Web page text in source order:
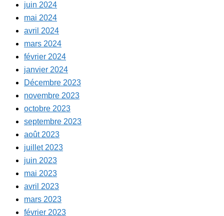
juin 2024
mai 2024
avril 2024
mars 2024
février 2024
janvier 2024
Décembre 2023
novembre 2023
octobre 2023
septembre 2023
août 2023
juillet 2023
juin 2023
mai 2023
avril 2023
mars 2023
février 2023